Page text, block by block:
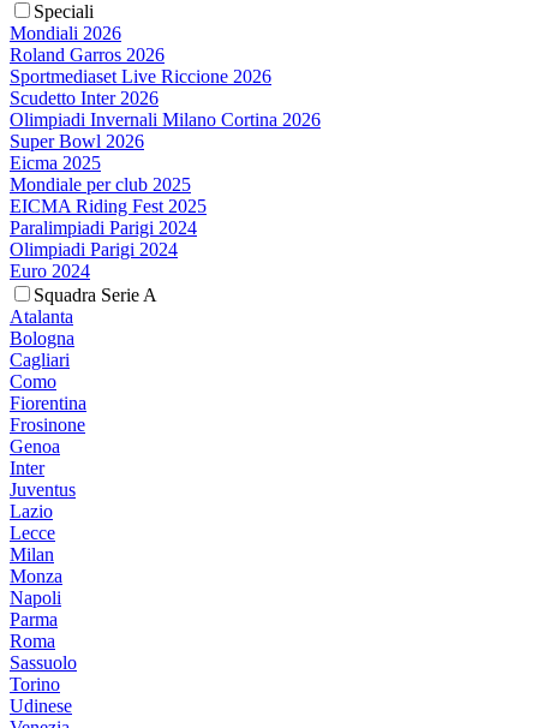
Speciali
Mondiali 2026
Roland Garros 2026
Sportmediaset Live Riccione 2026
Scudetto Inter 2026
Olimpiadi Invernali Milano Cortina 2026
Super Bowl 2026
Eicma 2025
Mondiale per club 2025
EICMA Riding Fest 2025
Paralimpiadi Parigi 2024
Olimpiadi Parigi 2024
Euro 2024
Squadra Serie A
Atalanta
Bologna
Cagliari
Como
Fiorentina
Frosinone
Genoa
Inter
Juventus
Lazio
Lecce
Milan
Monza
Napoli
Parma
Roma
Sassuolo
Torino
Udinese